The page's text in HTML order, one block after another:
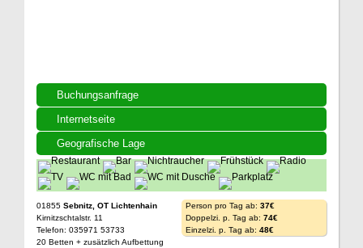
Buchungsanfrage
Internetseite
Geografische Lage
01855 Sebnitz, OT Lichtenhain
Kirnitzschtalstr. 11
Telefon: 035971 53733
20 Betten + zusätzlich Aufbettung
Person pro Tag ab: 37€
Doppelzi. p. Tag ab: 74€
Einzelzi. p. Tag ab: 48€